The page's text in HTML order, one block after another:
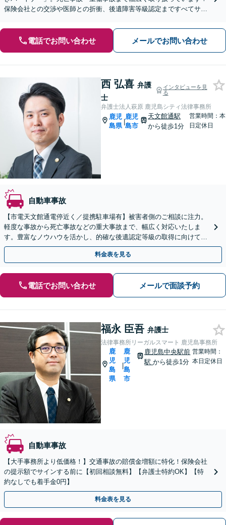
保険会社との交渉や医師との折衝、後遺障害等級認定まですべてサポ
電話でお問い合わせ メールでお問い合わせ
西 弘喜 弁護
士
インタビューを見
る
弁護士法人萩原 鹿児島シティ法律事務所
鹿児
島県
|
鹿児
島市
天文館通駅
から徒歩1分
営業時間：本
日定休日
自動車事故
【市電天文館通電停近く／提携駐車場有】被害者側のご相談に注力。
軽度な事故から死亡事故などの重大事故まで、幅広く対応いたしま
す。豊富なノウハウを活かし、的確な後遺認定等級の取得に向けて手
厚くサポート。【休日相談可能（要予約）】
料金表を見る
電話でお問い合わせ メールで面談予約
福永 臣吾 弁護士
法律事務所リーガルスマート 鹿児島事務所
鹿
児
島
県
|
鹿
児
島
市
鹿児島中央駅前
駅から徒歩1分
営業時間：
本日定休日
自動車事故
【大手事務所より低価格！】交通事故の賠償金増額に特化！保険会社
の提示額でサインする前に【初回相談無料】【弁護士特約OK】【特
約なしでも着手金0円】
料金表を見る